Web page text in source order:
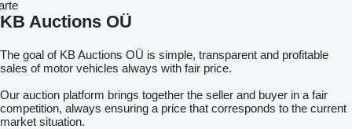
KB Auctions OÜ
The goal of KB Auctions OÜ is simple, transparent and profitable
sales of motor vehicles always with fair price.
Our auction platform brings together the seller and buyer in a fair
competition, always ensuring a price that corresponds to the current
market situation.